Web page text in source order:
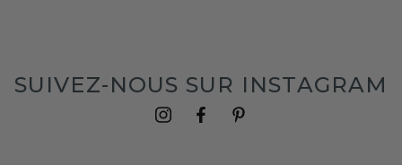
SUIVEZ-NOUS SUR INSTAGRAM